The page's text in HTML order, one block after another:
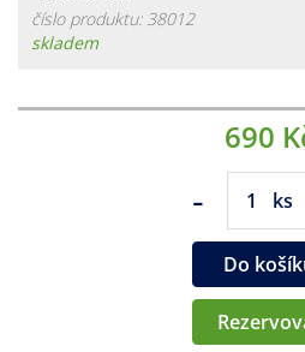
číslo produktu: 38012
skladem
690
- ks
Do